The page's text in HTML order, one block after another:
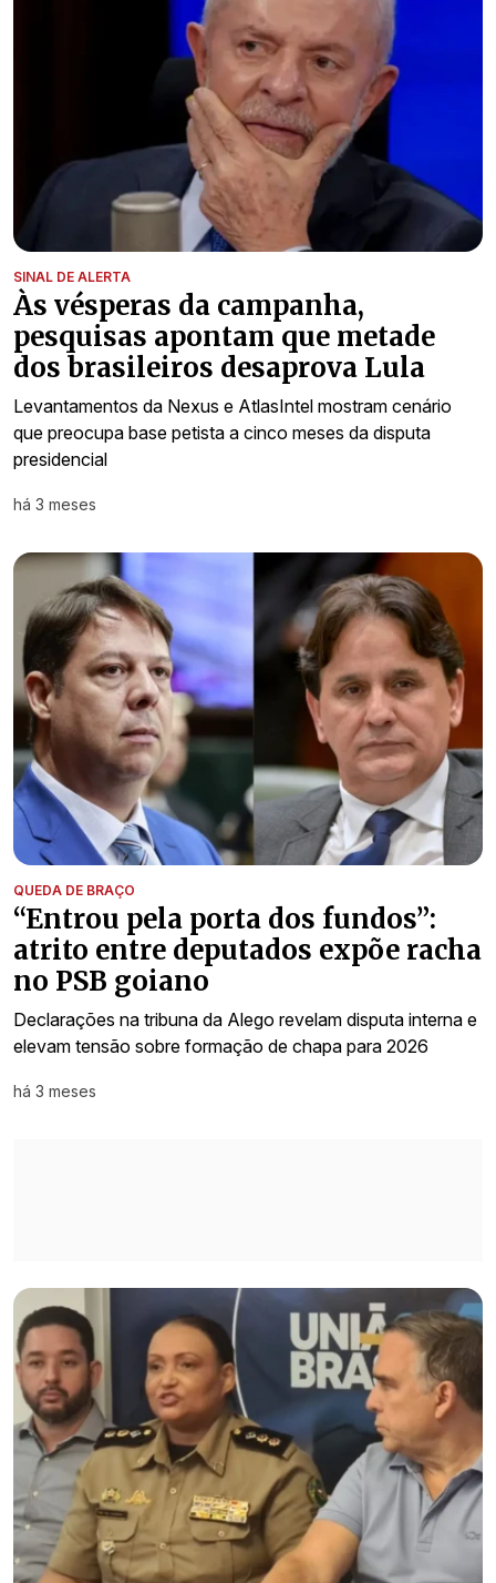
SINAL DE ALERTA
Às vésperas da campanha,
pesquisas apontam que metade
dos brasileiros desaprova Lula
Levantamentos da Nexus e AtlasIntel mostram cenário
que preocupa base petista a cinco meses da disputa
presidencial
há 3 meses
QUEDA DE BRAÇO
“Entrou pela porta dos fundos”:
atrito entre deputados expõe racha
no PSB goiano
Declarações na tribuna da Alego revelam disputa interna e
elevam tensão sobre formação de chapa para 2026
há 3 meses